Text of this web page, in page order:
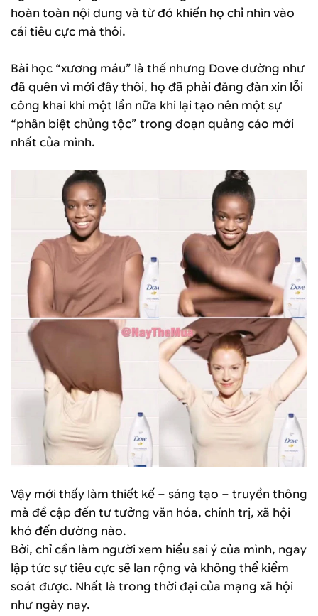
hoàn toàn nội dung và từ đó khiến họ chỉ nhìn vào
cái tiêu cực mà thôi.
Bài học “xương máu” là thế nhưng Dove dường như
đã quên vì mới đây thôi, họ đã phải đăng đàn xin lỗi
công khai khi một lần nữa khi lại tạo nên một sự
“phân biệt chủng tộc” trong đoạn quảng cáo mới
nhất của mình.
Vậy mới thấy làm thiết kế – sáng tạo – truyền thông
mà đề cập đến tư tưởng văn hóa, chính trị, xã hội
khó đến dường nào.
Bởi, chỉ cần làm người xem hiểu sai ý của mình, ngay
lập tức sự tiêu cực sẽ lan rộng và không thể kiểm
soát được. Nhất là trong thời đại của mạng xã hội
như ngày nay.